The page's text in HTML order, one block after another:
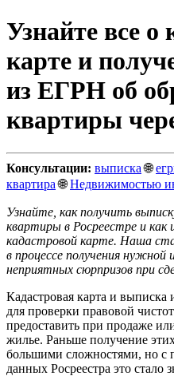
Узнайте все о
карте и
из ЕГРН об
квартиры
Консультации: выписка🌐
квартира🌐Недвижимостью
Узнайте, как получить
квартиры в Росреестре и как
кадастровой карте. Наша
в процессе получения
неприятных сюрпризов при
Кадастровая карта и
для проверки правовой
предоставить при продаже
жилье. Раньше получение
большими сложностями, но с
данных Росреестра это стало